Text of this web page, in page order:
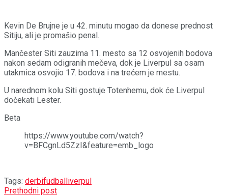
Kevin De Brujne je u 42. minutu mogao da donese prednost
Sitiju, ali je promašio penal.
Mančester Siti zauzima 11. mesto sa 12 osvojenih bodova
nakon sedam odigranih mečeva, dok je Liverpul sa osam
utakmica osvojio 17. bodova i na trećem je mestu.
U narednom kolu Siti gostuje Totenhemu, dok će Liverpul
dočekati Lester.
Beta
https://www.youtube.com/watch?
v=BFCgnLd5ZzI&feature=emb_logo
Tags: derbifudballiverpul
Prethodni post